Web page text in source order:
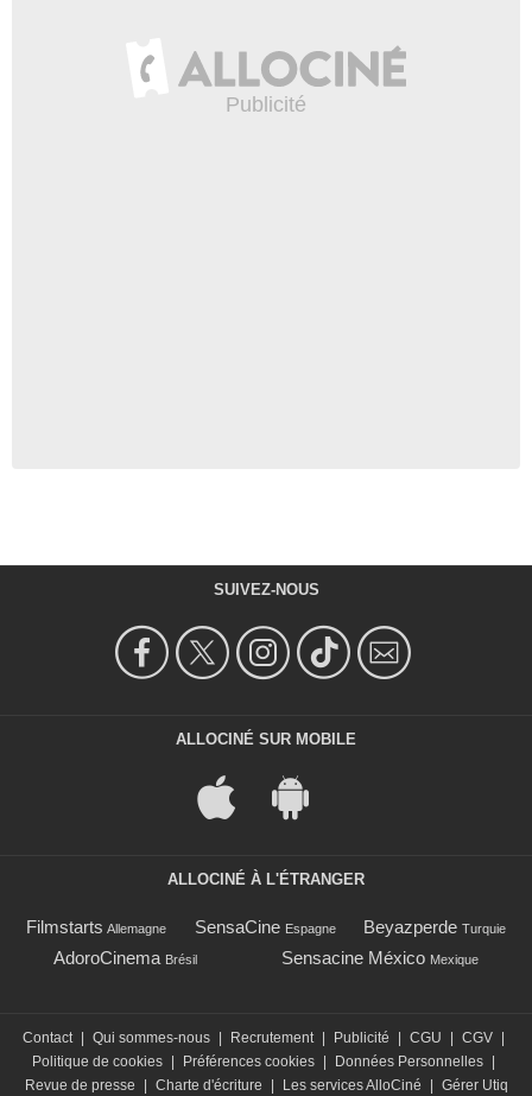
SUIVEZ-NOUS
ALLOCINÉ SUR MOBILE
ALLOCINÉ À L'ÉTRANGER
Filmstarts Allemagne SensaCine Espagne Beyazperde Turquie
AdoroCinema Brésil Sensacine México Mexique
Contact Qui sommes-nous Recrutement Publicité CGU CGV
Politique de cookies
Préférences cookies Données Personnelles
Revue de presse
Charte d'écriture Les services AlloCiné Gérer Utiq